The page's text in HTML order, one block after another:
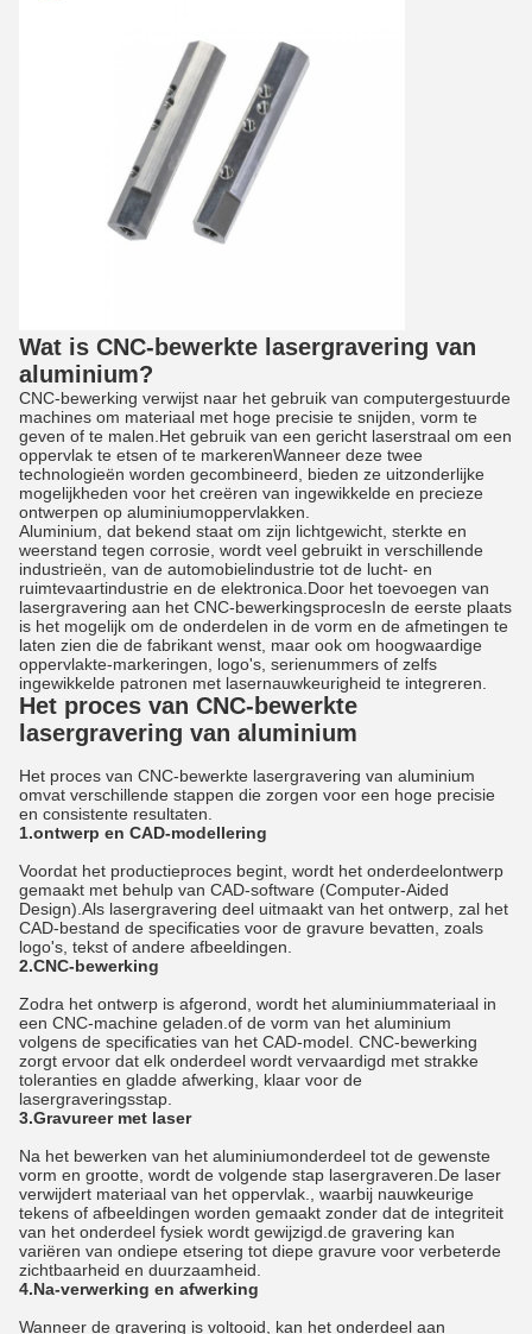
Wat is CNC-bewerkte lasergravering van
aluminium?
CNC-bewerking verwijst naar het gebruik van computergestuurde
machines om materiaal met hoge precisie te snijden, vorm te
geven of te malen.Het gebruik van een gericht laserstraal om een
oppervlak te etsen of te markerenWanneer deze twee
technologieën worden gecombineerd, bieden ze uitzonderlijke
mogelijkheden voor het creëren van ingewikkelde en precieze
ontwerpen op aluminiumoppervlakken.
Aluminium, dat bekend staat om zijn lichtgewicht, sterkte en
weerstand tegen corrosie, wordt veel gebruikt in verschillende
industrieën, van de automobielindustrie tot de lucht- en
ruimtevaartindustrie en de elektronica.Door het toevoegen van
lasergravering aan het CNC-bewerkingsprocesIn de eerste plaats
is het mogelijk om de onderdelen in de vorm en de afmetingen te
laten zien die de fabrikant wenst, maar ook om hoogwaardige
oppervlakte-markeringen, logo's, serienummers of zelfs
ingewikkelde patronen met lasernauwkeurigheid te integreren.
Het proces van CNC-bewerkte
lasergravering van aluminium
Het proces van CNC-bewerkte lasergravering van aluminium
omvat verschillende stappen die zorgen voor een hoge precisie
en consistente resultaten.
1.ontwerp en CAD-modellering
Voordat het productieproces begint, wordt het onderdeelontwerp
gemaakt met behulp van CAD-software (Computer-Aided
Design).Als lasergravering deel uitmaakt van het ontwerp, zal het
CAD-bestand de specificaties voor de gravure bevatten, zoals
logo's, tekst of andere afbeeldingen.
2.CNC-bewerking
Zodra het ontwerp is afgerond, wordt het aluminiummateriaal in
een CNC-machine geladen.of de vorm van het aluminium
volgens de specificaties van het CAD-model. CNC-bewerking
zorgt ervoor dat elk onderdeel wordt vervaardigd met strakke
toleranties en gladde afwerking, klaar voor de
lasergraveringsstap.
3.Gravureer met laser
Na het bewerken van het aluminiumonderdeel tot de gewenste
vorm en grootte, wordt de volgende stap lasergraveren.De laser
verwijdert materiaal van het oppervlak., waarbij nauwkeurige
tekens of afbeeldingen worden gemaakt zonder dat de integriteit
van het onderdeel fysiek wordt gewijzigd.de gravering kan
variëren van ondiepe etsering tot diepe gravure voor verbeterde
zichtbaarheid en duurzaamheid.
4.Na-verwerking en afwerking
Wanneer de gravering is voltooid, kan het onderdeel aan